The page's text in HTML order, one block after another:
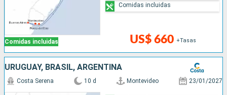
Comidas incluidas US$ 660 +Tasas
Comidas incluidas
URUGUAY, BRASIL, ARGENTINA
Costa Serena 10 d Montevideo 23/01/2027